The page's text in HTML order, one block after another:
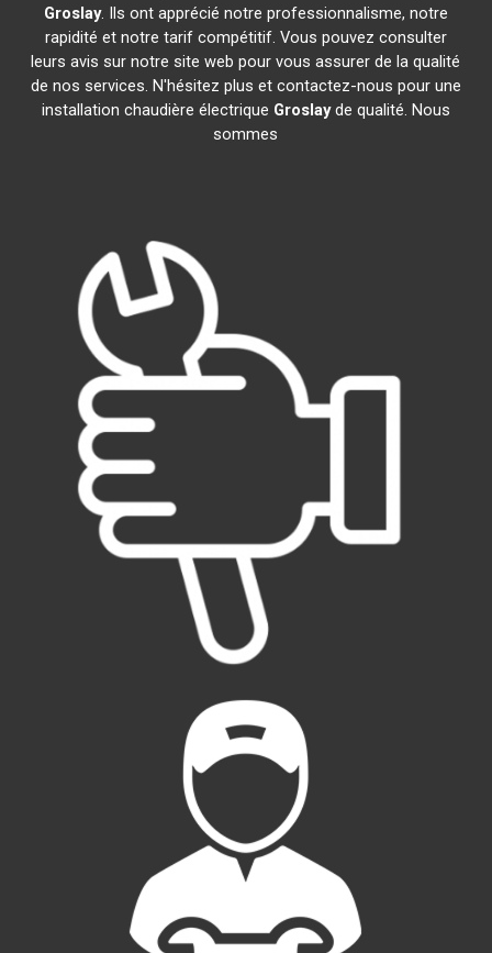
Groslay. Ils ont apprécié notre professionnalisme, notre
rapidité et notre tarif compétitif. Vous pouvez consulter
leurs avis sur notre site web pour vous assurer de la qualité
de nos services. N'hésitez plus et contactez-nous pour une
installation chaudière électrique Groslayde qualité. Nous
sommes